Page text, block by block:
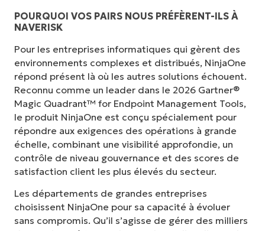
POURQUOI VOS PAIRS NOUS PRÉFÈRENT-ILS À
NAVERISK
Pour les entreprises informatiques qui gèrent des
environnements complexes et distribués, NinjaOne
répond présent là où les autres solutions échouent.
Reconnu comme un leader dans le 2026 Gartner®
Magic Quadrant™ for Endpoint Management Tools,
le produit NinjaOne est conçu spécialement pour
répondre aux exigences des opérations à grande
échelle, combinant une visibilité approfondie, un
contrôle de niveau gouvernance et des scores de
satisfaction client les plus élevés du secteur.
Les départements de grandes entreprises
choisissent NinjaOne pour sa capacité à évoluer
sans compromis. Qu’il s’agisse de gérer des milliers